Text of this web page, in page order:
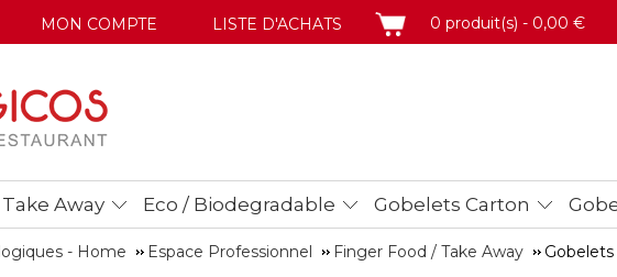
MON COMPTE LISTE D'ACHATS PANIER
0 produit(s) - 0,00 €
Take Away Eco / Biodegradable Gobelets Carton
- Home Espace Professionnel Finger Food / Take Away